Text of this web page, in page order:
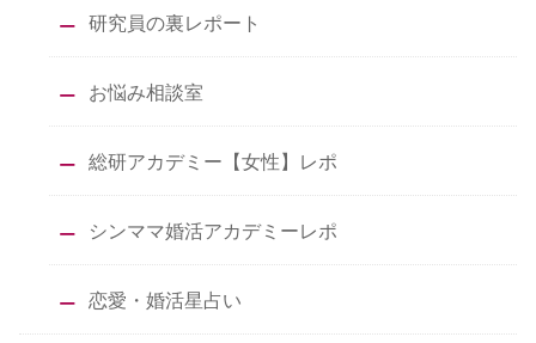
研究員の裏レポート
お悩み相談室
総研アカデミー【女性】レポ
シンママ婚活アカデミーレポ
恋愛・婚活星占い